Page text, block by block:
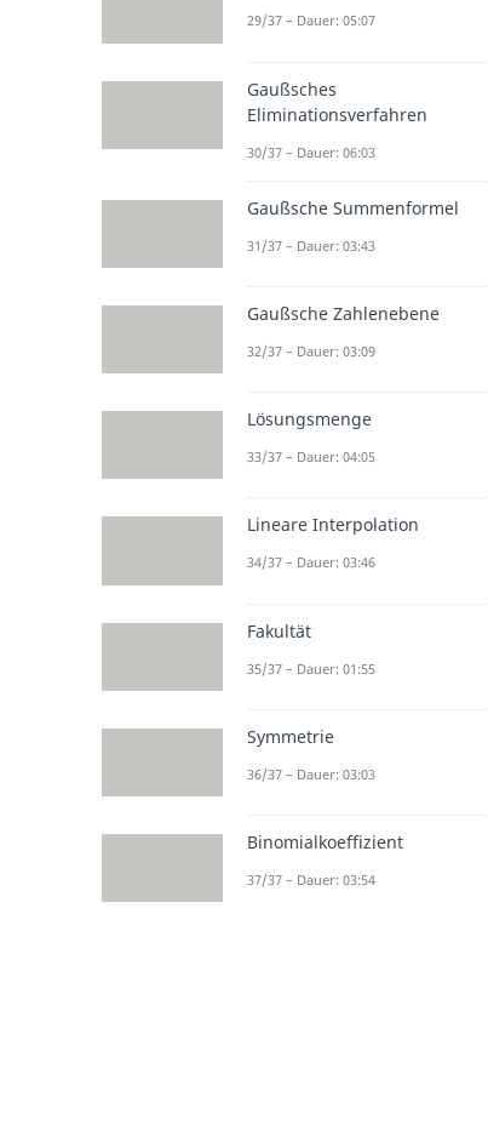
29/37 – Dauer: 05:07
Gaußsches
Eliminationsverfahren
30/37 – Dauer: 06:03
Gaußsche Summenformel
31/37 – Dauer: 03:43
Gaußsche Zahlenebene
32/37 – Dauer: 03:09
Lösungsmenge
33/37 – Dauer: 04:05
Lineare Interpolation
34/37 – Dauer: 03:46
Fakultät
35/37 – Dauer: 01:55
Symmetrie
36/37 – Dauer: 03:03
Binomialkoeffizient
37/37 – Dauer: 03:54